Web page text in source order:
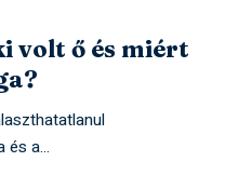
volt ő és miért
és a…